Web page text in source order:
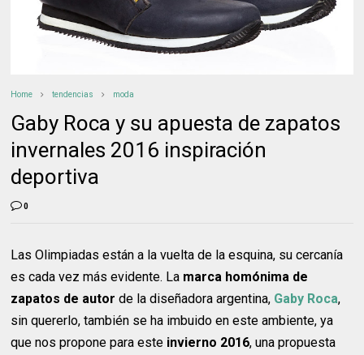
Home tendencias moda
Gaby Roca y su apuesta de zapatos
invernales 2016 inspiración
deportiva
0
Las Olimpiadas están a la vuelta de la esquina, su cercanía
es cada vez más evidente. La marca homónima de
zapatos de autor de la diseñadora argentina, Gaby Roca,
sin quererlo, también se ha imbuido en este ambiente, ya
que nos propone para este invierno 2016, una propuesta